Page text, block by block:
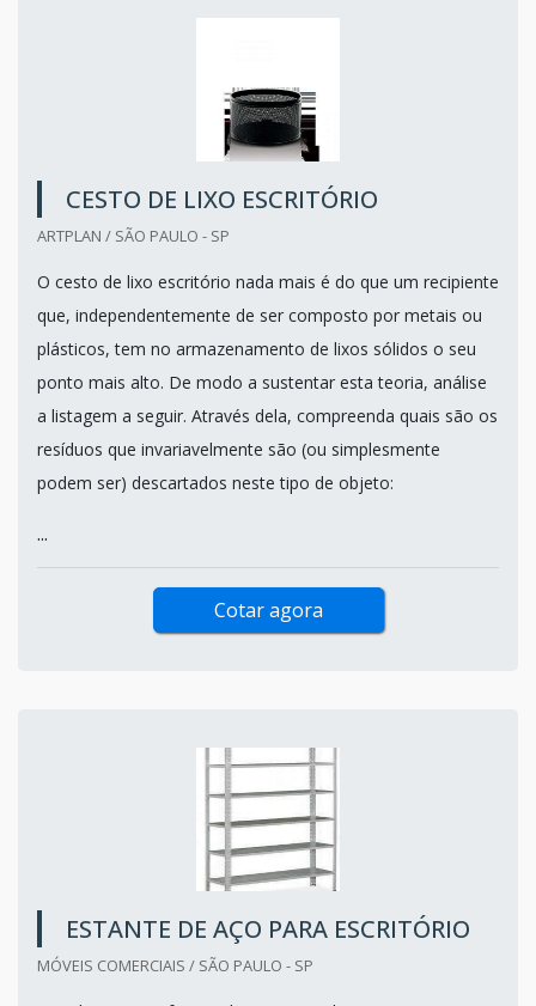
CESTO DE LIXO ESCRITÓRIO
ARTPLAN / SÃO PAULO - SP
O cesto de lixo escritório nada mais é do que um recipiente
que, independentemente de ser composto por metais ou
plásticos, tem no armazenamento de lixos sólidos o seu
ponto mais alto. De modo a sustentar esta teoria, análise
a listagem a seguir. Através dela, compreenda quais são os
resíduos que invariavelmente são (ou simplesmente
podem ser) descartados neste tipo de objeto:
...
Cotar agora
ESTANTE DE AÇO PARA ESCRITÓRIO
MÓVEIS COMERCIAIS / SÃO PAULO - SP